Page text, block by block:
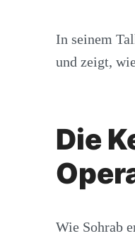
In seinem
und zeigt,
Die
Wie Sohrab